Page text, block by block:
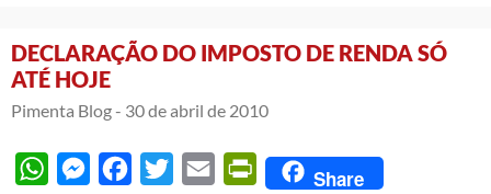
DECLARAÇÃO DO IMPOSTO DE RENDA SÓ
ATÉ HOJE
Pimenta Blog - 30 de abril de 2010
WhatsAppMessengerFacebook
Twitter Email PrintFriendly
Share